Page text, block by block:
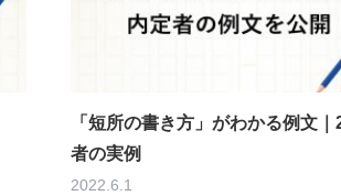
「短所の書き方」がわかる例文
者の実例
2022.6.1